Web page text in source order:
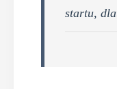
startu,